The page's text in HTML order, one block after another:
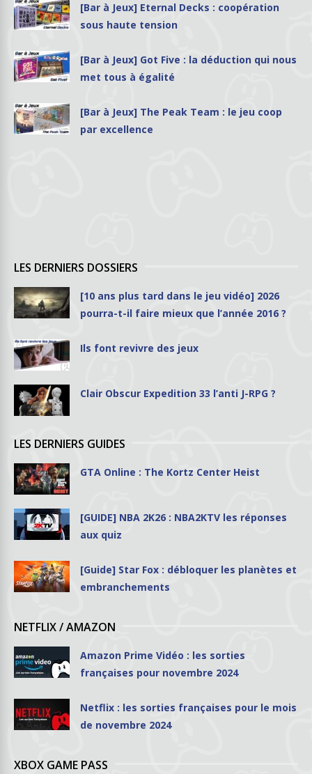
[Bar à Jeux] Eternal Decks : coopération
sous haute tension
[Bar à Jeux] Got Five : la déduction qui nous
met tous à égalité
[Bar à Jeux] The Peak Team : le jeu coop
par excellence
LES DERNIERS DOSSIERS
[10 ans plus tard dans le jeu vidéo] 2026
pourra-t-il faire mieux que l’année 2016 ?
Ils font revivre des jeux
Clair Obscur Expedition 33 l’anti J-RPG ?
LES DERNIERS GUIDES
GTA Online : The Kortz Center Heist
[GUIDE] NBA 2K26 : NBA2KTV les réponses
aux quiz
[Guide] Star Fox : débloquer les planètes et
embranchements
NETFLIX / AMAZON
Amazon Prime Vidéo : les sorties
françaises pour novembre 2024
Netflix : les sorties françaises pour le mois
de novembre 2024
XBOX GAME PASS